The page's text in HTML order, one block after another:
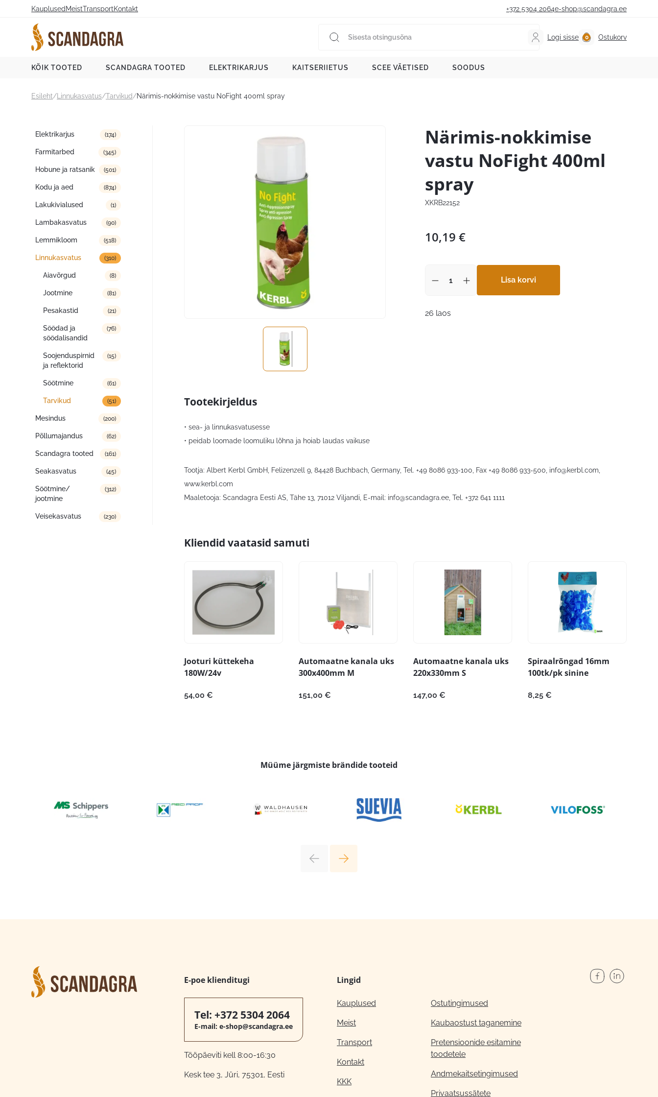
Kauplused MeistTransportKontakt +372 5304 2064e-shop@scandagra.ee
Logi sisse Ostukorv
KÕIK TOOTED SCANDAGRA TOOTED ELEKTRIKARJUS KAITSERIIETUS SCEE VÄETISED SOODUS
Esileht/ Linnukasvatus/Tarvikud/Närimis-nokkimise vastu NoFight 400ml spray
Tootekategooriad
Elektrikarjus (174)
Farmitarbed (345)
Hobune ja ratsanik (501)
Kodu ja aed (874)
Lakukivialused (1)
Lambakasvatus (90)
Lemmikloom (518)
Linnukasvatus (310)
Aiavõrgud (8)
Jootmine (81)
Pesakastid (21)
Söödad ja
söödalisandid
(76)
Soojenduspirnid
ja reflektorid
(15)
Söötmine (61)
Tarvikud (51)
Mesindus (200)
Põllumajandus (62)
Scandagra tooted (161)
Seakasvatus (45)
Söötmine/
jootmine
(312)
Veisekasvatus (230)
Närimis-nokkimise
vastu NoFight 400ml
spray
XKRB22152
10,19 €
Lisa korvi
26 laos
Tootekirjeldus
• sea- ja linnukasvatusesse
• peidab loomade loomuliku lõhna ja hoiab laudas vaikuse
Tootja: Albert Kerbl GmbH, Felizenzell 9, 84428 Buchbach, Germany, Tel. +49 8086 933-100, Fax +49 8086 933-500, info@kerbl.com
www.kerbl.com
Maaletooja: Scandagra Eesti AS, Tähe 13, 71012 Viljandi, E-mail: info@scandagra.ee , Tel. +372 641 1111
Kliendid vaatasid samuti
Jooturi küttekeha
180W/24v
54,00 €
Automaatne kanala uks
300x400mm M
151,00 €
Automaatne kanala uks
220x330mm S
147,00 €
Spiraalrõngad 16mm
100tk/pk sinine
8,25 €
Müüme järgmiste brändide tooteid
E-poe klienditugi
Tel: +372 5304 2064
E-mail: e-shop@scandagra.ee
Tööpäeviti kell 8:00-16:30
Kesk tee 3, Jüri, 75301, Eesti
Lingid
Kauplused
Meist
Transport
Kontakt
KKK
Ostutingimused
Kaubaostust taganemine
Pretensioonide esitamine
toodetele
Andmekaitsetingimused
Privaatsussätete